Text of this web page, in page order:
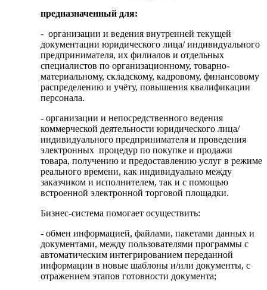
предназначенный для:
- организации и ведения внутренней текущей
документации юридического лица/ индивидуального
предпринимателя, их филиалов и отдельных
специалистов по организационному, товарно-
материальному, складскому, кадровому, финансовому
распределению и учёту, повышения квалификации
персонала.
- организации и непосредственного ведения
коммерческой деятельности юридического лица/
индивидуального предпринимателя и проведения
электронных процедур по покупке и продажи
товара, получению и предоставлению услуг в режиме
реального времени, как индивидуально между
заказчиком и исполнителем, так и с помощью
встроенной электронной торговой площадки.
Бизнес-система помогает осуществить:
- обмен информацией, файлами, пакетами данных и
документами, между пользователями программы с
автоматическим интегрированием переданной
информации в новые шаблоны и/или документы, с
отражением этапов готовности документа;